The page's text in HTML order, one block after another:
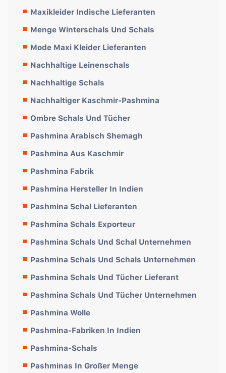
Maxikleider Indische Lieferanten
Menge Winterschals Und Schals
Mode Maxi Kleider Lieferanten
Nachhaltige Leinenschals
Nachhaltige Schals
Nachhaltiger Kaschmir-Pashmina
Ombre Schals Und Tücher
Pashmina Arabisch Shemagh
Pashmina Aus Kaschmir
Pashmina Fabrik
Pashmina Hersteller In Indien
Pashmina Schal Lieferanten
Pashmina Schals Exporteur
Pashmina Schals Und Schal Unternehmen
Pashmina Schals Und Schals Unternehmen
Pashmina Schals Und Tücher Lieferant
Pashmina Schals Und Tücher Unternehmen
Pashmina Wolle
Pashmina-Fabriken In Indien
Pashmina-Schals
Pashminas In Großer Menge